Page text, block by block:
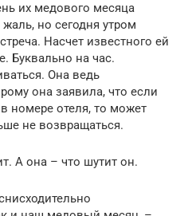
их медового месяца
но сегодня утром
Насчет известного ей
Буквально на час.
Она ведь
она заявила, что если
номере отеля, то может
не возвращаться.
А она – что шутит он.